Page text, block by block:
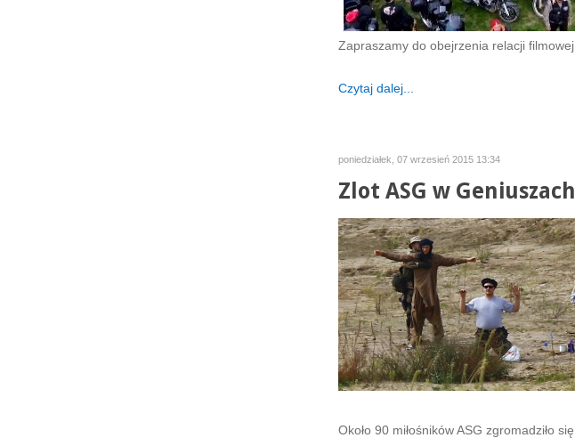
Zapraszamy do obejrzenia relacji filmowej.
Czytaj dalej...
poniedziałek, 07 wrzesień 2015 13:34
Zlot ASG w
Około 90 miłośników ASG zgromadziło